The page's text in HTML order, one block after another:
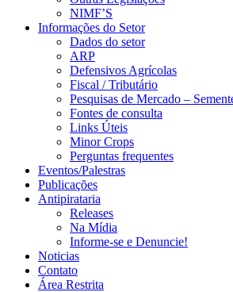
NIMF’S
Informações do Setor
Dados do setor
ARP
Defensivos Agrícolas
Fiscal / Tributário
Pesquisas de Mercado –
Fontes de consulta
Links Úteis
Minor Crops
Perguntas frequentes
Eventos/Palestras
Publicações
Antipirataria
Releases
Na Mídia
Informe-se e Denuncie!
Noticias
Contato
Área Restrita